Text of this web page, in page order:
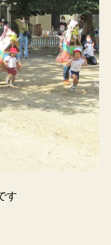
す